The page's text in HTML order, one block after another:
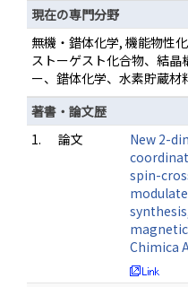
現在の専門分野
無機・錯体化学, 機能物性
ストーゲスト化合物、結
ー、錯体化学、水素貯蔵材
著書・論文歴
1.
論文
New 2-
spin-
Chimica